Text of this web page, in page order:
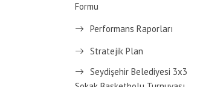
Formu
Performans Raporları
Stratejik Plan
Seydişehir Belediyesi 3x3